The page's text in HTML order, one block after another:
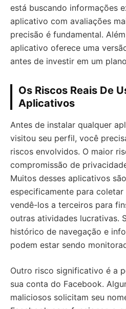
está buscando informações
aplicativo com avaliações
precisão é fundamental.
aplicativo oferece uma
antes de investir em um
Os Riscos Reais De
Aplicativos
Antes de instalar qualquer
visitou seu perfil, você
riscos envolvidos. O maior
compromissão de
Muitos desses aplicativos
especificamente para
vendê-los a terceiros para
outras atividades lucrativas.
histórico de navegação e
podem estar sendo
Outro risco significativo é a
sua conta do Facebook.
maliciosos solicitam seu